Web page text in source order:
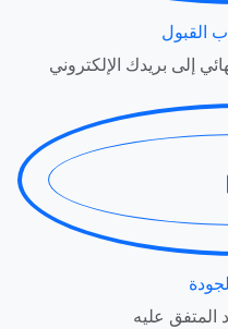
إلى بريدك الإلكتروني
المتفق عليه